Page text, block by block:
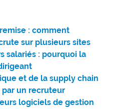
: comment
sur plusieurs sites
salariés : pourquoi la
et de la supply chain
un recruteur
logiciels de gestion